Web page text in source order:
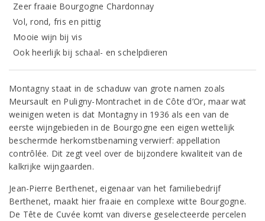
Zeer fraaie Bourgogne Chardonnay
Vol, rond, fris en pittig
Mooie wijn bij vis
Ook heerlijk bij schaal- en schelpdieren
Montagny staat in de schaduw van grote namen zoals
Meursault en Puligny-Montrachet in de Côte d’Or, maar wat
weinigen weten is dat Montagny in 1936 als een van de
eerste wijngebieden in de Bourgogne een eigen wettelijk
beschermde herkomstbenaming verwierf: appellation
contrôlée. Dit zegt veel over de bijzondere kwaliteit van de
kalkrijke wijngaarden.
Jean-Pierre Berthenet, eigenaar van het familiebedrijf
Berthenet, maakt hier fraaie en complexe witte Bourgogne.
De Tête de Cuvée komt van diverse geselecteerde percelen